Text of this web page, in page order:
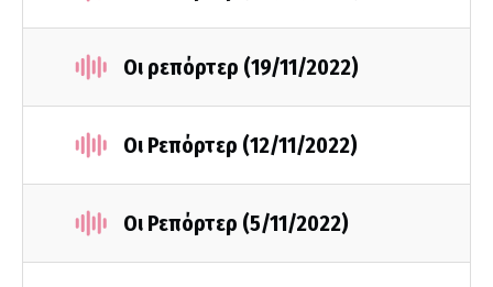
Οι ρεπόρτερ (19/11/2022)
Οι Ρεπόρτερ (12/11/2022)
Οι Ρεπόρτερ (5/11/2022)